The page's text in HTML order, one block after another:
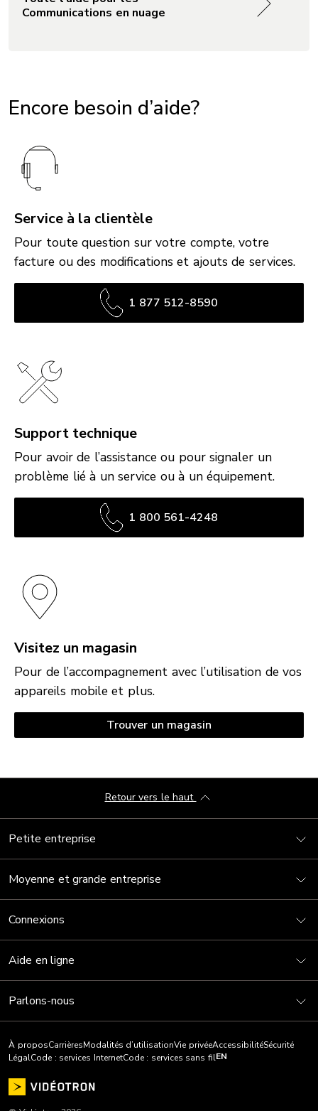
Communications en nuage
Encore besoin d’aide?
Service à la clientèle
Pour toute question sur votre compte, votre
facture ou des modifications et ajouts de services.
1 877 512-8590
Support technique
Pour avoir de l’assistance ou pour signaler un
problème lié à un service ou à un équipement.
1 800 561-4248
Visitez un magasin
Pour de l’accompagnement avec l’utilisation de vos
appareils mobile et plus.
Trouver un magasin
Petite entreprise
Moyenne et grande entreprise
Connexions
Aide en ligne
Parlons-nous
Retour vers le haut
À proposCarrièresModalités d’utilisationVie privéeAccessibilitéSécurité
LégalCode : services InternetCode : services sans filEN